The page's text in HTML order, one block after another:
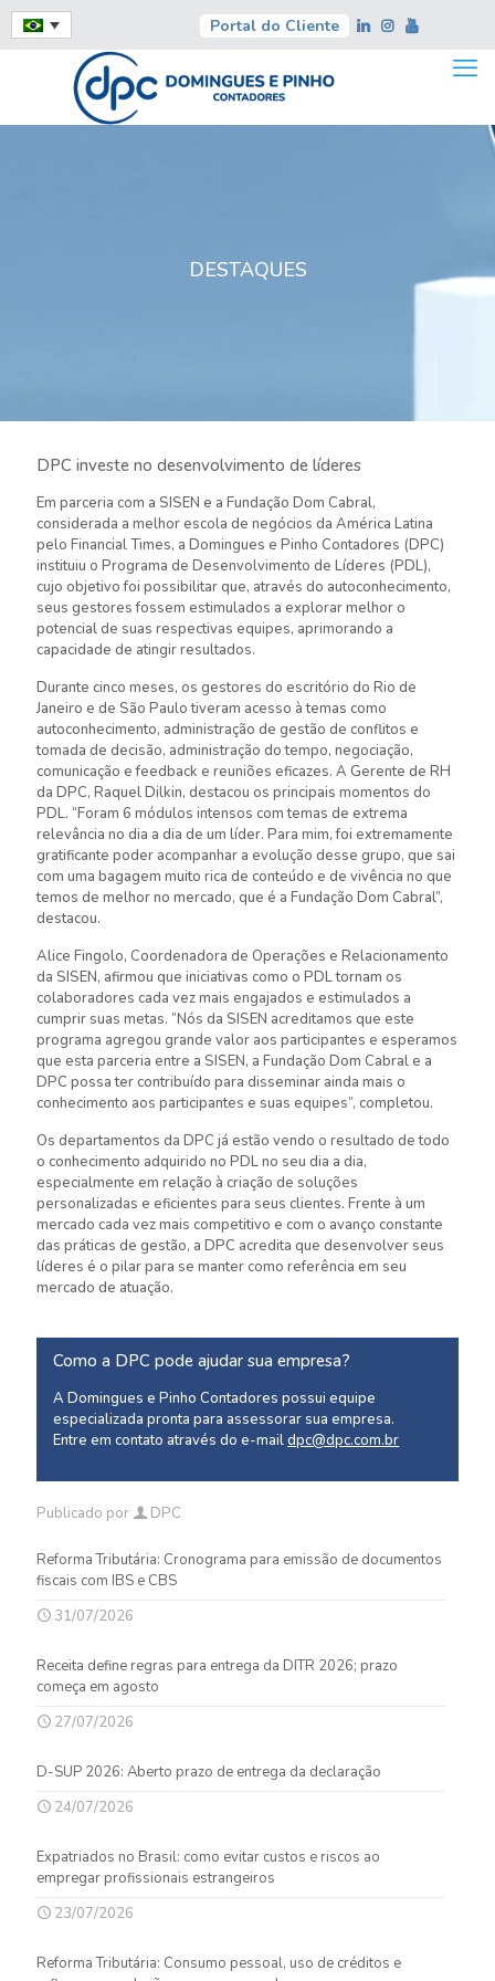
Portal do Cliente
DESTAQUES
DPC investe no desenvolvimento de líderes
Em parceria com a SISEN e a Fundação Dom Cabral,
considerada a melhor escola de negócios da América Latina
pelo Financial Times, a Domingues e Pinho Contadores (DPC)
instituiu o Programa de Desenvolvimento de Líderes (PDL),
cujo objetivo foi possibilitar que, através do autoconhecimento,
seus gestores fossem estimulados a explorar melhor o
potencial de suas respectivas equipes, aprimorando a
capacidade de atingir resultados.
Durante cinco meses, os gestores do escritório do Rio de
Janeiro e de São Paulo tiveram acesso à temas como
autoconhecimento, administração de gestão de conflitos e
tomada de decisão, administração do tempo, negociação,
comunicação e feedback e reuniões eficazes. A Gerente de RH
da DPC, Raquel Dilkin, destacou os principais momentos do
PDL. “Foram 6 módulos intensos com temas de extrema
relevância no dia a dia de um líder. Para mim, foi extremamente
gratificante poder acompanhar a evolução desse grupo, que sai
com uma bagagem muito rica de conteúdo e de vivência no que
temos de melhor no mercado, que é a Fundação Dom Cabral”,
destacou.
Alice Fingolo, Coordenadora de Operações e Relacionamento
da SISEN, afirmou que iniciativas como o PDL tornam os
colaboradores cada vez mais engajados e estimulados a
cumprir suas metas. “Nós da SISEN acreditamos que este
programa agregou grande valor aos participantes e esperamos
que esta parceria entre a SISEN, a Fundação Dom Cabral e a
DPC possa ter contribuído para disseminar ainda mais o
conhecimento aos participantes e suas equipes”, completou.
Os departamentos da DPC já estão vendo o resultado de todo
o conhecimento adquirido no PDL no seu dia a dia,
especialmente em relação à criação de soluções
personalizadas e eficientes para seus clientes. Frente à um
mercado cada vez mais competitivo e com o avanço constante
das práticas de gestão, a DPC acredita que desenvolver seus
líderes é o pilar para se manter como referência em seu
mercado de atuação.
Como a DPC pode ajudar sua empresa?
A Domingues e Pinho Contadores possui equipe
especializada pronta para assessorar sua empresa.
Entre em contato através do e-maildpc@dpc.com.br
Publicado por DPC
Reforma Tributária: Cronograma para emissão de documentos
fiscais com IBS e CBS
31/07/2026
Receita define regras para entrega da DITR 2026; prazo
começa em agosto
27/07/2026
D-SUP 2026: Aberto prazo de entrega da declaração
24/07/2026
Expatriados no Brasil: como evitar custos e riscos ao
empregar profissionais estrangeiros
23/07/2026
Reforma Tributária: Consumo pessoal, uso de créditos e